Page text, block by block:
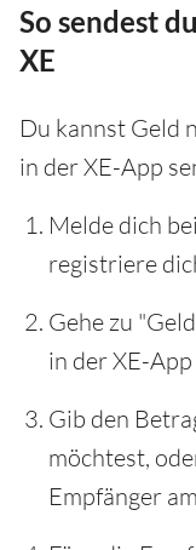
So sendest
XE
Du kannst Geld
in der XE-App
Melde dich
registriere
Gehe zu
in der XE-App
Gib den
möchtest,
Empfänger